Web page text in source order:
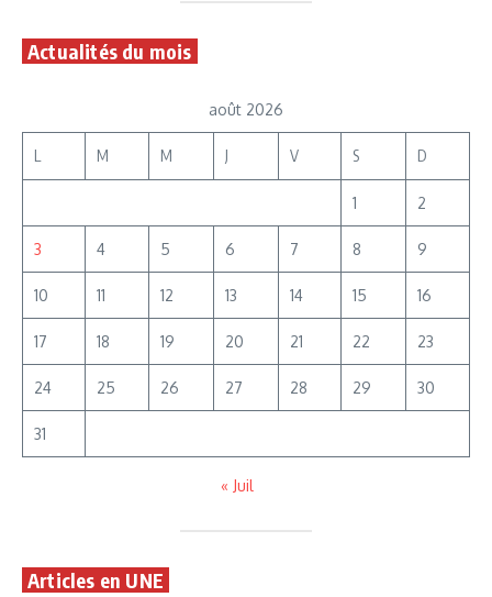
Actualités du mois
août 2026
L M M J V S D
1 2
3 4 5 6 7 8 9
10 11 12 13 14 15 16
17 18 19 20 21 22 23
24 25 26 27 28 29 30
31
« Juil
Articles en UNE